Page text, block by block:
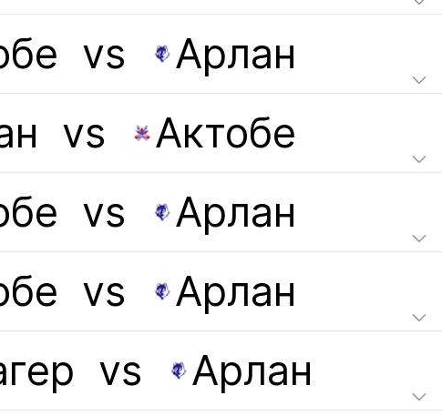
vs
Арлан
vs
Актобе
vs
Арлан
vs
Арлан
vs
Арлан